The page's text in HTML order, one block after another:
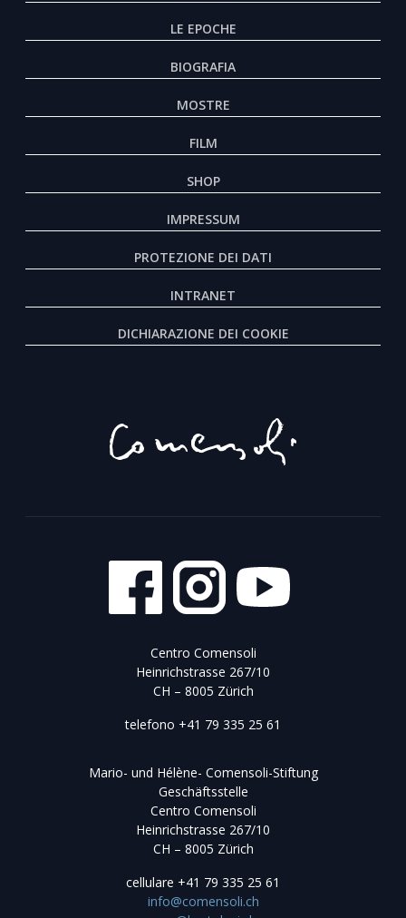
LE EPOCHE
BIOGRAFIA
MOSTRE
FILM
SHOP
IMPRESSUM
PROTEZIONE DEI DATI
INTRANET
DICHIARAZIONE DEI COOKIE
Centro Comensoli
Heinrichstrasse 267/10
CH – 8005 Zürich
telefono +41 79 335 25 61
Mario- und Hélène- Comensoli-Stiftung
Geschäftsstelle
Centro Comensoli
Heinrichstrasse 267/10
CH – 8005 Zürich
cellulare +41 79 335 25 61
info@comensoli.ch